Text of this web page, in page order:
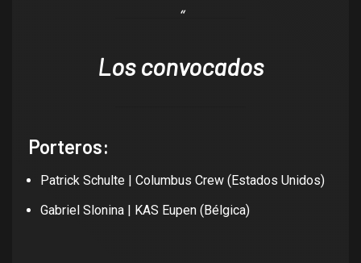
Los convocados
Porteros:
Patrick Schulte | Columbus Crew (Estados Unidos)
Gabriel Slonina | KAS Eupen (Bélgica)